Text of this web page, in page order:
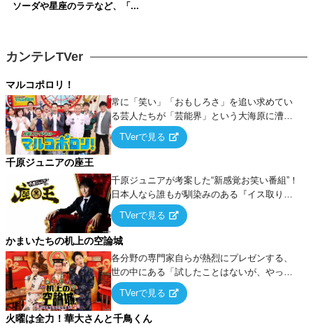
ソーダや星座のラテなど、「...
カンテレTVer
マルコポロリ！
常に「笑い」「おもしろさ」を追い求めてい
る芸人たちが「芸能界」という大海原に漕ぎ
出でて、新たなオモシロ人間を発掘する！
TVerで見る
千原ジュニアの座王
千原ジュニアが考案した“新感覚お笑い番組”！
日本人なら誰もが馴染みのある『イス取りゲ
ーム』をベースに、大喜利・ギャグ・モノボ
ケ・歌…など様々なお題で芸人がショートネ
タを競い合う！
TVerで見る
かまいたちの机上の空論城
各分野の専門家自らが熱烈にプレゼンする、
世の中にある「試したことはないが、やって
みたらこうなる！…ハズ」という“机上の空
論”に若手芸人らがカラダを張って挑む！
TVerで見る
火曜は全力！華大さんと千鳥くん